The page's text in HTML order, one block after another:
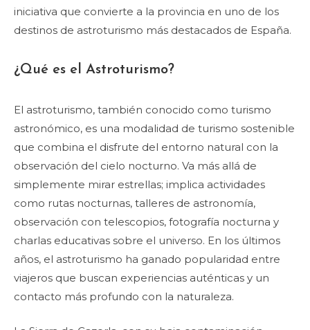
iniciativa que convierte a la provincia en uno de los
destinos de astroturismo más destacados de España.
¿Qué es el Astroturismo?
El astroturismo, también conocido como turismo
astronómico, es una modalidad de turismo sostenible
que combina el disfrute del entorno natural con la
observación del cielo nocturno. Va más allá de
simplemente mirar estrellas; implica actividades
como rutas nocturnas, talleres de astronomía,
observación con telescopios, fotografía nocturna y
charlas educativas sobre el universo. En los últimos
años, el astroturismo ha ganado popularidad entre
viajeros que buscan experiencias auténticas y un
contacto más profundo con la naturaleza.